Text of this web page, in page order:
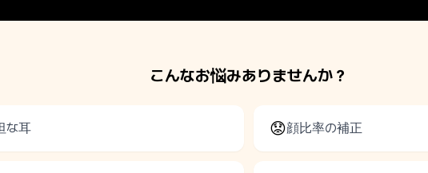
こんなお悩みありませんか？
な耳 😟顔比率の補正